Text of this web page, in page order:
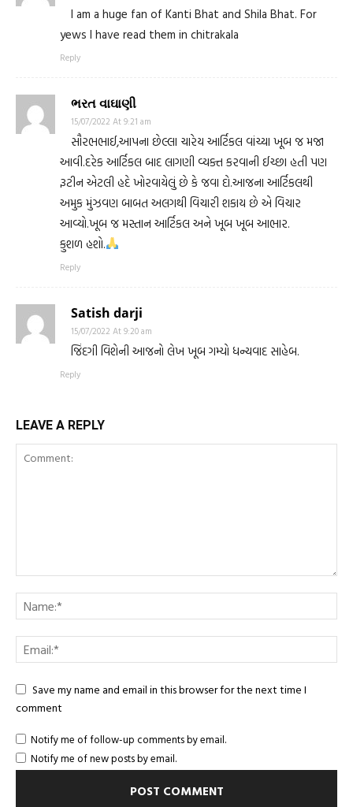
I am a huge fan of Kanti Bhat and Shila Bhat. For
yews I have read them in chitrakala
Reply
ભરત વાઘાણી
15/07/2022 At 9:21 am
સૌરભભાઈ,આપના છેલ્લા ચારેય આર્ટિકલ વાંચ્યા ખૂબ જ મજા
આવી.દરેક આર્ટિકલ બાદ લાગણી વ્યક્ત કરવાની ઈચ્છા હતી પણ
રૂટીન એટલી હદે ખોરવાયેલું છે કે જવા દો.આજના આર્ટિકલથી
અમુક મુંઝવણ બાબત અલગથી વિચારી શકાય છે એ વિચાર
આવ્યો.ખૂબ જ મસ્તાન આર્ટિકલ અને ખૂબ ખૂબ આભાર.
કુશળ હશો.
Reply
Satish darji
15/07/2022 At 9:20 am
જિંદગી વિશેની આજનો લેખ ખૂબ ગમ્યો ધન્યવાદ સાહેબ.
Reply
LEAVE A REPLY
Save my name and email in this browser for the next time I
comment
Notify me of follow-up comments by email.
Notify me of new posts by email.